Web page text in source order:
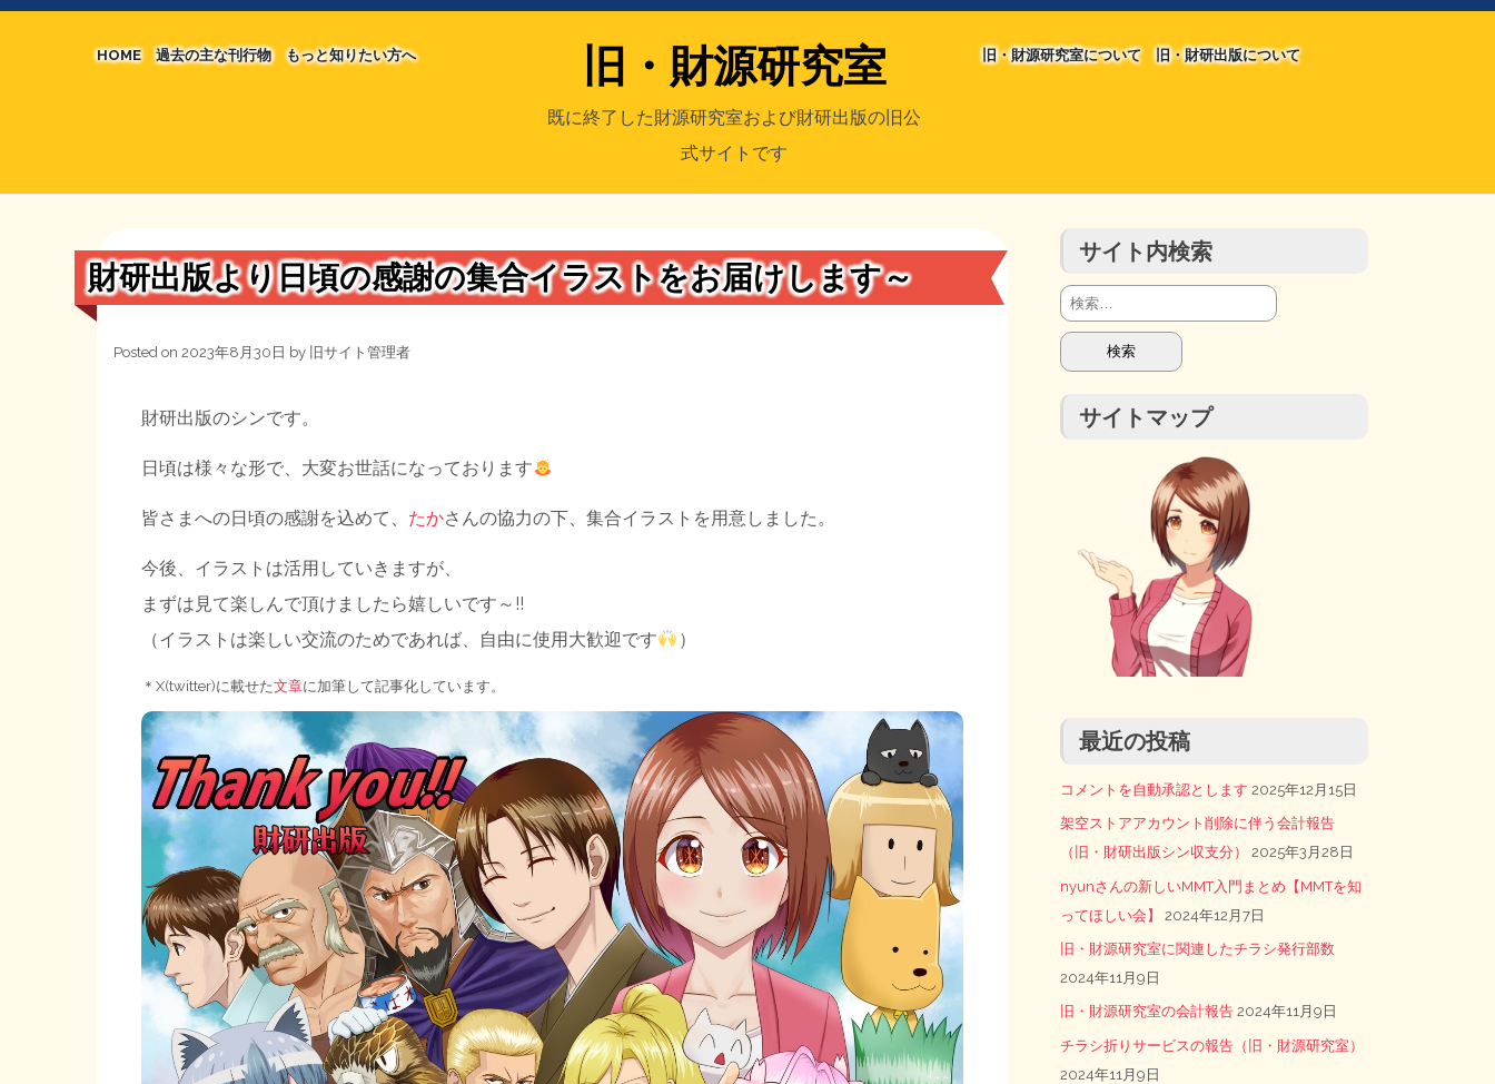
HOME 過去の主な刊行物 もっと知りたい方へ
たかの経世済民イラスト集
旧・財源研究室
既に終了した財源研究室および財研出版の旧公
式サイトです
旧・財源研究室について 旧・財研出版について
財研出版より日頃の感謝の集合イラストをお届けします～
Posted on 2023年8月30日 by 旧サイト管理者
財研出版のシンです。
日頃は様々な形で、大変お世話になっております
皆さまへの日頃の感謝を込めて、 たかさんの協力の下、集合イラストを用意しました。
今後、イラストは活用していきますが、
まずは見て楽しんで頂けましたら嬉しいです～!!
（イラストは楽しい交流のためであれば、自由に使用大歓迎です
）
＊X(twitter)に載せた文章に加筆して記事化しています。
サイト内検索
検
索:
サイトマップ
最近の投稿
コメントを自動承認とします 2025年12月15日
架空ストアアカウント削除に伴う会計報告
（旧・財研出版シン収支分）
2025年3月28日
nyunさんの新しいMMT入門まとめ【MMTを知
ってほしい会】
2024年12月7日
旧・財源研究室に関連したチラシ発行部数
2024年11月9日
旧・財源研究室の会計報告 2024年11月9日
チラシ折りサービスの報告（旧・財源研究室）
2024年11月9日